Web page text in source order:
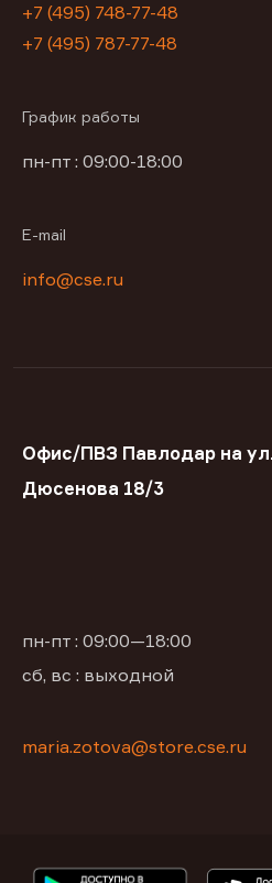
+7 (495) 748-77-48
+7 (495) 787-77-48
График работы
пн-пт : 09:00-18:00
E-mail
info@cse.ru
Офис/ПВЗ Павлодар на
Дюсенова 18/3
пн-пт : 09:00—18:00
сб, вс : выходной
maria.zotova@store.cse.ru